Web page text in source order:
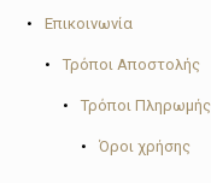
• Επικοινωνία
• Τρόποι Αποστολής
• Τρόποι Πληρωμής
• Όροι χρήσης